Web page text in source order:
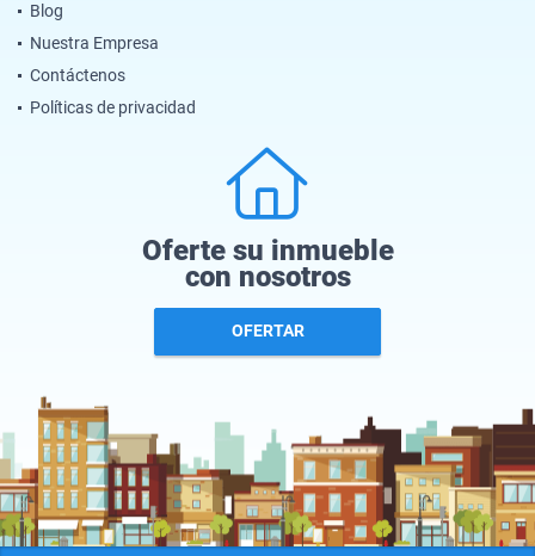
Blog
Nuestra Empresa
Contáctenos
Políticas de privacidad
Oferte su inmueble
con nosotros
OFERTAR